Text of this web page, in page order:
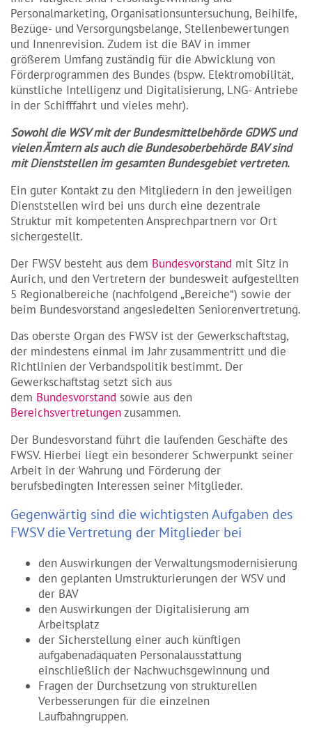
Personalmarketing, Organisationsuntersuchung, Beihilfe,
Bezüge- und Versorgungsbelange, Stellenbewertungen
und Innenrevision. Zudem ist die BAV in immer
größerem Umfang zuständig für die Abwicklung von
Förderprogrammen des Bundes (bspw. Elektromobilität,
künstliche Intelligenz und Digitalisierung, LNG- Antriebe
in der Schifffahrt und vieles mehr).
Sowohl die WSV mit der Bundesmittelbehörde GDWS und
vielen Ämtern als auch die Bundesoberbehörde BAV sind
mit Dienststellen im gesamten Bundesgebiet vertreten.
Ein guter Kontakt zu den Mitgliedern in den jeweiligen
Dienststellen wird bei uns durch eine dezentrale
Struktur mit kompetenten Ansprechpartnern vor Ort
sichergestellt.
Der FWSV besteht aus dem Bundesvorstand mit Sitz in
Aurich, und den Vertretern der bundesweit aufgestellten
5 Regionalbereiche (nachfolgend „Bereiche“) sowie der
beim Bundesvorstand angesiedelten Seniorenvertretung.
Das oberste Organ des FWSV ist der Gewerkschaftstag,
der mindestens einmal im Jahr zusammentritt und die
Richtlinien der Verbandspolitik bestimmt. Der
Gewerkschaftstag setzt sich aus
dem Bundesvorstand sowie aus den
Bereichsvertretungenzusammen.
Der Bundesvorstand führt die laufenden Geschäfte des
FWSV. Hierbei liegt ein besonderer Schwerpunkt seiner
Arbeit in der Wahrung und Förderung der
berufsbedingten Interessen seiner Mitglieder.
Gegenwärtig sind die wichtigsten Aufgaben des
FWSV die Vertretung der Mitglieder bei
den Auswirkungen der Verwaltungsmodernisierung
den geplanten Umstrukturierungen der WSV und
der BAV
den Auswirkungen der Digitalisierung am
Arbeitsplatz
der Sicherstellung einer auch künftigen
aufgabenadäquaten Personalausstattung
einschließlich der Nachwuchsgewinnung und
Fragen der Durchsetzung von strukturellen
Verbesserungen für die einzelnen
Laufbahngruppen.